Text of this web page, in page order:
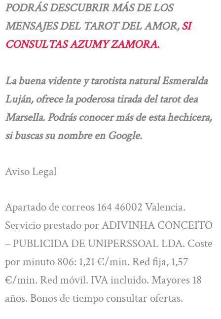
PODRÁS DESCUBRIR MÁS DE LOS
MENSAJES DEL TAROT DEL AMOR,SI
CONSULTAS AZUMY ZAMORA.
La buena vidente y tarotista natural Esmeralda
Luján, ofrece la poderosa tirada del tarot dea
Marsella. Podrás conocer más de esta hechicera,
si buscas su nombre en Google.
Aviso Legal
Apartado de correos 164 46002 Valencia.
Servicio prestado por ADIVINHA CONCEITO
– PUBLICIDA DE UNIPERSSOAL LDA. Coste
por minuto 806: 1,21 €/min. Red fija, 1,57
€/min. Red móvil. IVA incluido. Mayores 18
años. Bonos de tiempo consultar ofertas.